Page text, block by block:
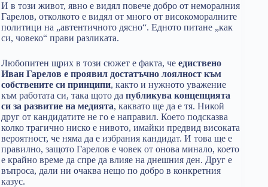
И в този живот, явно е видял повече добро от неморалния
Гарелов, отколкото е видял от много от високоморалните
политици на „автентичното дясно“. Едното питане „как
си, човеко“ прави разликата.
Любопитен щрих в този сюжет е факта, че едиствено
Иван Гарелов е проявил достатъчно лоялност към
собствените си принципи, както и нужното уважение
към работата си, така щото да публикува концепцията
си за развитие на медията, каквато ще да е тя. Никой
друг от кандидатите не го е направил. Което подсказва
колко трагично ниско е нивото, имайки предвид високата
вероятност, че няма да е избрания кандидат. И това ще е
правилно, защото Гарелов е човек от онова минало, което
е крайно време да спре да влияе на днешния ден. Друг е
въпроса, дали ни очаква нещо по добро в конкретния
казус.